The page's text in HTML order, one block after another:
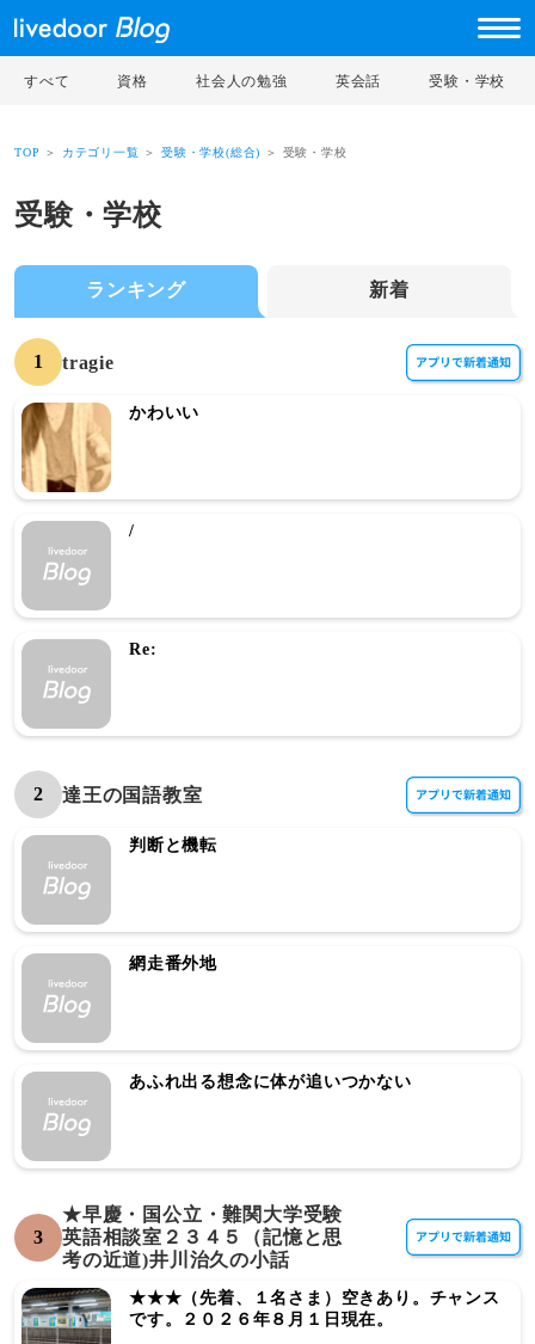
すべて 資格 社会人の勉強 英会話 受験・学校
TOP ＞ カテゴリ一覧 ＞受験・学校(総合) ＞ 受験・学校
受験・学校
ランキング 新着
1 tragie
かわいい
/
Re:
2 達王の国語教室
判断と機転
網走番外地
あふれ出る想念に体が追いつかない
3
★早慶・国公立・難関大学受験
英語相談室２３４５（記憶と思
考の近道)井川治久の小話
★★★（先着、１名さま）空きあり。チャンス
です。２０２６年８月１日現在。